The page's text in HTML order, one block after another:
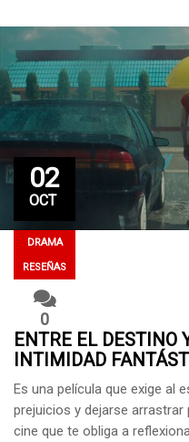
02
OCT
DRAMA
RESEÑAS
0
ENTRE EL DESTINO
INTIMIDAD
DE TU VIDA
Es una película que exige al
prejuicios y dejarse
cine que te obliga a